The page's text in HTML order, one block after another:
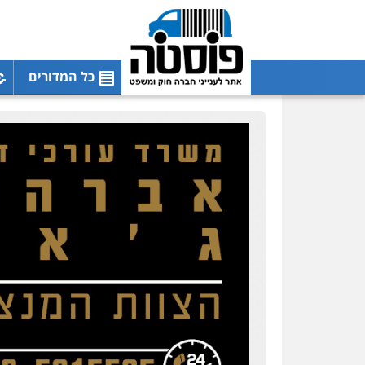
כל המדורים
עו"ד אייל אביטל
פשיעה חמורה
מעצרים וחקירות
0544712201
עו"ד רונן בנדל
0524282442
כבריאן, מזר – משרד
עורכי דין
פלילי מעצרים וחקירות
0543986802
עו"ד בועז קניג
0507003001